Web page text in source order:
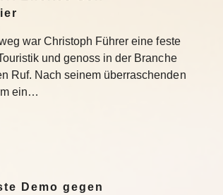
war Christoph Führer eine feste
und genoss in der Branche
Ruf. Nach seinem überraschenden
ein…
Demo gegen